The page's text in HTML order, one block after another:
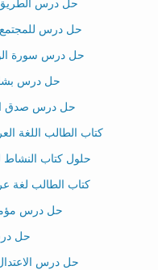
حل درس الطريق
حل درس للمجتمع
حل درس سورة الواقعة 57-74 تربية
حل درس
حل درس صدق الرسول
كتاب الطالب اللغة
حلول كتاب النشاط
كتاب الطالب لغة
حل درس
حل
حل درس